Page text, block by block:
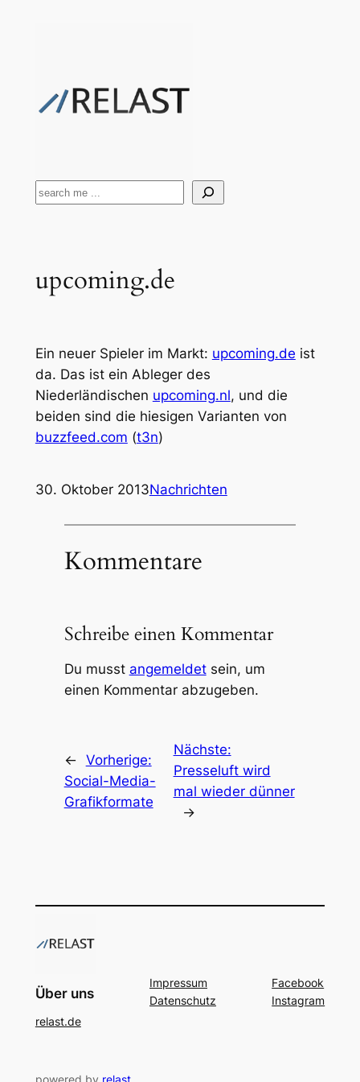
Suchen
upcoming.de
Ein neuer Spieler im Markt: upcoming.de ist
da. Das ist ein Ableger des
Niederländischen upcoming.nl, und die
beiden sind die hiesigen Varianten von
buzzfeed.com (t3n)
30. Oktober 2013Nachrichten
Kommentare
Schreibe einen Kommentar
Du musst angemeldetsein, um
einen Kommentar abzugeben.
← Vorherige:
Social-Media-
Grafikformate
Nächste:
Presseluft wird
mal wieder dünner
→
Über uns
relast.de
Impressum
Datenschutz
Facebook
Instagram
powered by relast